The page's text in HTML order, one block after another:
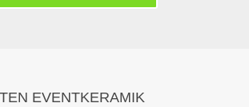
EVENTKERAMIK